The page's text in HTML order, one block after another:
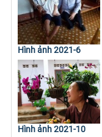
Hình ảnh 2021-6
Hình ảnh 2021-10